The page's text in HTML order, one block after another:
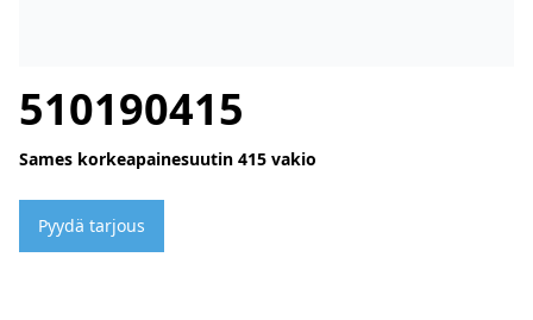
510190415
Sames korkeapainesuutin 415 vakio
Pyydä tarjous